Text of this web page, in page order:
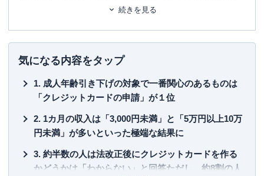
ます。暮らしに関するトピックを中心に、読者の「まよい」を解
■書籍
初心者でもわかる！お金に関するアレコレの選び方BOOK
■保有資格
KTAA団体シルバー認証マーク（2023.12.20～）
有料職業紹介事業（厚生労働大臣許可・許可番号：23-
ユ-302788）
続きを見る
気になる内容をタップ
成人年齢引き下げの対象で一番関心のあるものは
「クレジットカードの申請」が１位
1カ月の収入は「3,000円未満」と「5万円以上10万
円未満」が多いといった極端な結果に
約半数の人は法改正後にクレジットカードを作る
かどうかは「わからない」と回答ただし、約8割の人